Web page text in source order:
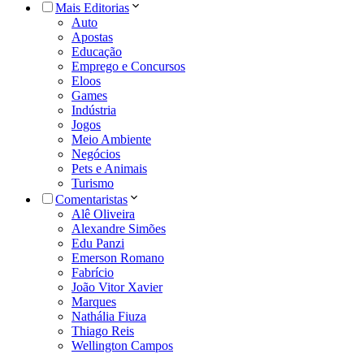
Mais Editorias
Auto
Apostas
Educação
Emprego e Concursos
Eloos
Games
Indústria
Jogos
Meio Ambiente
Negócios
Pets e Animais
Turismo
Comentaristas
Alê Oliveira
Alexandre Simões
Edu Panzi
Emerson Romano
Fabrício
João Vitor Xavier
Marques
Nathália Fiuza
Thiago Reis
Wellington Campos